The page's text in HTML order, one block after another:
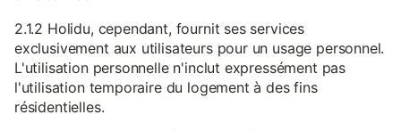
2.1.2 Holidu, cependant, fournit ses services
exclusivement aux utilisateurs pour un usage personnel.
L'utilisation personnelle n'inclut expressément pas
l'utilisation temporaire du logement à des fins
résidentielles.